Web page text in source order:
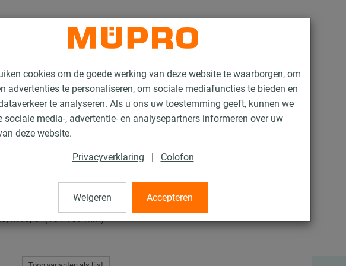
cookies om de goede werking van deze website te waarborgen, om
advertenties te personaliseren, om sociale mediafuncties te bieden en
te analyseren. Als u ons uw toestemming geeft, kunnen we
sociale media-, advertentie- en analysepartners informeren over uw
deze website.
Privacyverklaring | Colofon
Weigeren Accepteren
M10, 6" (164-169 mm)